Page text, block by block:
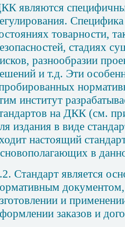
являются
товарности,
стадиях
разнообразии
и т.д. Эти
институт
на ДКК (см.
издания в виде
настоящий
в
Стандарт является
и
заказов и